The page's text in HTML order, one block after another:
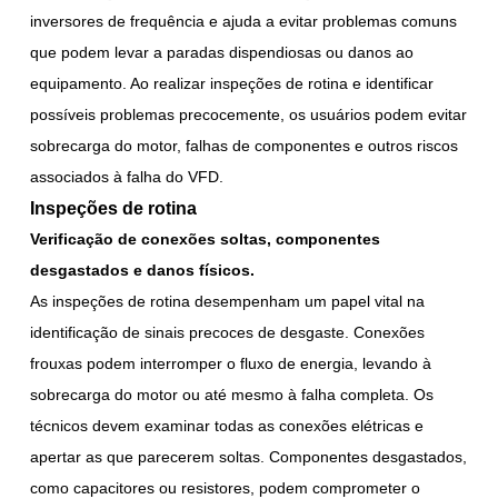
inversores de frequência e ajuda a evitar problemas comuns
que podem levar a paradas dispendiosas ou danos ao
equipamento. Ao realizar inspeções de rotina e identificar
possíveis problemas precocemente, os usuários podem evitar
sobrecarga do motor, falhas de componentes e outros riscos
associados à falha do VFD.
Inspeções de rotina
Verificação de conexões soltas, componentes
desgastados e danos físicos.
As inspeções de rotina desempenham um papel vital na
identificação de sinais precoces de desgaste. Conexões
frouxas podem interromper o fluxo de energia, levando à
sobrecarga do motor ou até mesmo à falha completa. Os
técnicos devem examinar todas as conexões elétricas e
apertar as que parecerem soltas. Componentes desgastados,
como capacitores ou resistores, podem comprometer o